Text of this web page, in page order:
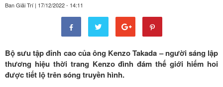
Ban Giải Trí | 17/12/2022 - 14:11
Bộ sưu tập đỉnh cao của ông Kenzo Takada – người sáng lập
thương hiệu thời trang Kenzo đình đám thế giới hiếm hoi
được tiết lộ trên sóng truyền hình.